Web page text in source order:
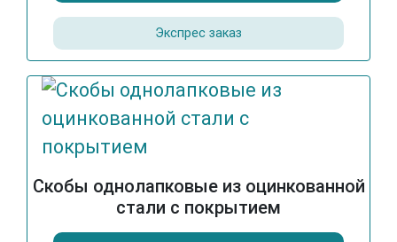
Экспрес заказ
Скобы однолапковые из оцинкованной
стали с покрытием